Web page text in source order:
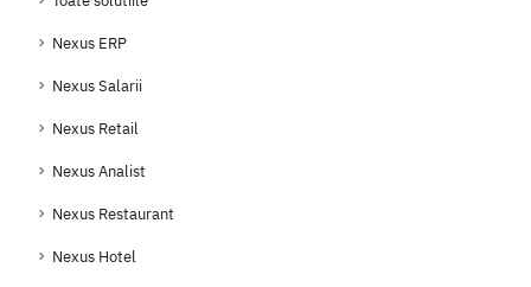
Nexus ERP
Nexus Salarii
Nexus Retail
Nexus Analist
Nexus Restaurant
Nexus Hotel